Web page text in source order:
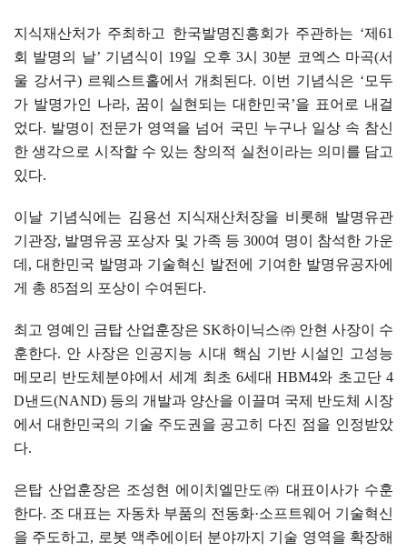
지식재산처가 주최하고 한국발명진흥회가 주관하는 ‘제 61
회 발명의 날’ 기념식이 19일 오후3시30분 코엑스 마곡(서
울 강서구) 르웨스트홀에서 개최된다. 이번 기념식은 ‘ 모두
가 발명가인 나라, 꿈이 실현되는 대한민국’을 표어로 내걸
었다. 발명이 전문가 영역을 넘어 국민 누구나 일상 속 참신
한 생각으로 시작할 수 있는 창의적 실천이라는 의미를 담고
있다.
이날 기념식에는 김용선 지식재산처장을 비롯해 발명유관
기관장, 발명유공 포상자 및 가족 등300여 명이 참석한 가운
데 , 대한민국 발명과 기술혁신 발전에 기여한 발명유공자에
게 총 85점의 포상이 수여된다.
최고 영예인 금탑 산업훈장은 SK하이닉스㈜ 안현 사장이 수
훈한다. 안 사장은 인공지능 시대 핵심 기반 시설인 고성능
메모리 반도체분야에서 세계 최초6세대HBM4와 초고단4
D낸드(NAND) 등의 개발과 양산을 이끌며 국제 반도체 시장
에서 대한민국의 기술 주도권을 공고히 다진 점을 인정받았
다.
은탑 산업훈장은 조성현 에이치엘만도 ㈜ 대표이사가 수훈
한다. 조 대표는 자동차 부품의 전동화·소프트웨어 기술혁신
을 주도하고, 로봇 액추에이터 분야까지 기술 영역을 확장해